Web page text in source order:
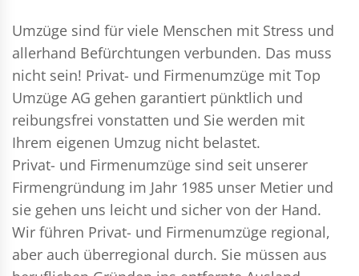
Umzüge sind für viele Menschen mit Stress und
allerhand Befürchtungen verbunden. Das muss
nicht sein! Privat- und Firmenumzüge mit Top
Umzüge AG gehen garantiert pünktlich und
reibungsfrei vonstatten und Sie werden mit
Ihrem eigenen Umzug nicht belastet.
Privat- und Firmenumzüge sind seit unserer
Firmengründung im Jahr 1985 unser Metier und
sie gehen uns leicht und sicher von der Hand.
Wir führen Privat- und Firmenumzüge regional,
aber auch überregional durch. Sie müssen aus